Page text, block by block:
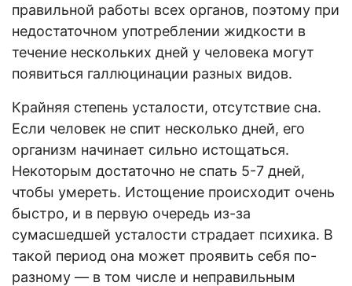
правильной работы всех органов, поэтому при
недостаточном употреблении жидкости в
течение нескольких дней у человека могут
появиться галлюцинации разных видов.
Крайняя степень усталости, отсутствие сна.
Если человек не спит несколько дней, его
организм начинает сильно истощаться.
Некоторым достаточно не спать 5-7 дней,
чтобы умереть. Истощение происходит очень
быстро, и в первую очередь из-за
сумасшедшей усталости страдает психика. В
такой период она может проявить себя по-
разному — в том числе и неправильным